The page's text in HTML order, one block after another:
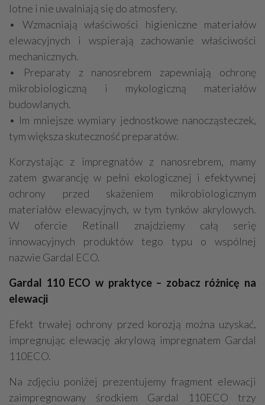
lotne i nie uwalniają się do atmosfery.
• Wzmacniają właściwości higieniczne materiałów
elewacyjnych i wspierają zachowanie właściwości
mechanicznych.
• Preparaty z nanosrebrem zapewniają ochronę
mikrobiologiczną i mykologiczną materiałów
budowlanych.
• Im mniejsze wymiary jednostkowe nanocząsteczek,
tym większa skuteczność preparatów.
Korzystając z impregnatów z nanosrebrem, mamy
zatem gwarancję w pełni ekologicznej i efektywnej
ochrony przed skażeniem mikrobiologicznym
materiałów elewacyjnych, w tym tynków akrylowych.
W ofercie Retinall znajdziemy całą serię
innowacyjnych produktów tego typu o wspólnej
nazwie Gardal ECO.
Gardal 110 ECO w praktyce – zobacz różnicę na
elewacji
Efekt trwałej ochrony przed korozją można uzyskać,
impregnując elewację akrylową impregnatem Gardal
110ECO.
Na zdjęciu poniżej prezentujemy fragment elewacji
zaimpregnowany środkiem Gardal 110ECO trzy